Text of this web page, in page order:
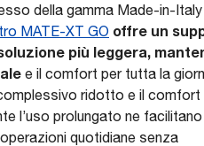
della gamma Made-in-
MATE-XT GO offre un
più leggera,
e il comfort per tutta la
ridotto e il comfort
l’uso prolungato ne facilitano
quotidiane senza